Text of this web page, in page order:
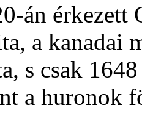
án
a kanadai
s csak
a huronok